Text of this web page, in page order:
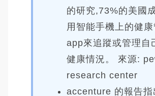
的研究,73%的美國
用智能手機上的健康
app來追蹤或管理自
健康情況。 來源:
research center
accenture 的報告指